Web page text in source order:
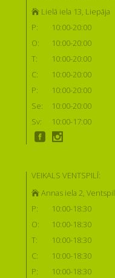
Lielā iela 13, Liepāja
P:
10:00-20:00
O:
10:00-20:00
T:
10:00-20:00
C:
10:00-20:00
P:
10:00-20:00
Se:
10:00-20:00
Sv:
10:00-17:00
VEIKALS VENTSPILĪ:
Annas iela 2,
P:
10:00-18:30
O:
10:00-18:30
T:
10:00-18:30
C:
10:00-18:30
P:
10:00-18:30